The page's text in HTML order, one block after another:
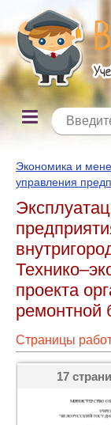
Экономика и
управления
проекта
ремонтной
Страницы
17